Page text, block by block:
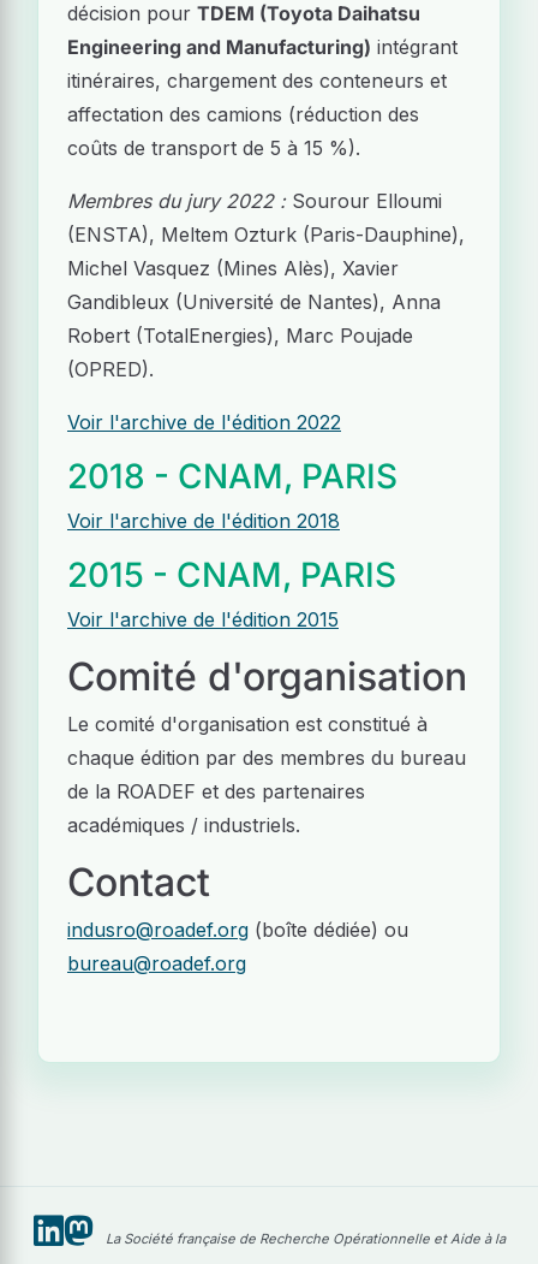
décision pour TDEM (Toyota Daihatsu
Engineering and Manufacturing) intégrant
itinéraires, chargement des conteneurs et
affectation des camions (réduction des
coûts de transport de 5 à 15 %).
Membres du jury 2022 :Sourour Elloumi
(ENSTA), Meltem Ozturk (Paris-Dauphine),
Michel Vasquez (Mines Alès), Xavier
Gandibleux (Université de Nantes), Anna
Robert (TotalEnergies), Marc Poujade
(OPRED).
Voir l'archive de l'édition 2022
2018 - CNAM, PARIS
Voir l'archive de l'édition 2018
2015 - CNAM, PARIS
Voir l'archive de l'édition 2015
Comité d'organisation
Le comité d'organisation est constitué à
chaque édition par des membres du bureau
de la ROADEF et des partenaires
académiques / industriels.
Contact
indusro@roadef.org (boîte dédiée) ou
bureau@roadef.org
La Société française de Recherche Opérationnelle et Aide à la